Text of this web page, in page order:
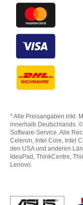
* Alle Preisangaben inkl.
innerhalb Deutschlands.
Software-Service. Alle
Celeron, Intel Core, Intel
den USA und anderen
IdeaPad, ThinkCentre,
Lenovo.